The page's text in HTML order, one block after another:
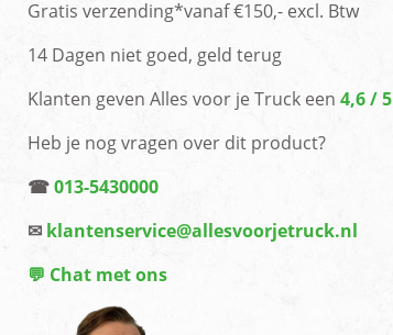
Gratis verzending*vanaf €150,- excl. Btw
14 Dagen niet goed, geld terug
Klanten geven Alles voor je Truck een 4,6 / 5
Heb je nog vragen over dit product?
☎013-5430000
✉ klantenservice@allesvoorjetruck.nl
💬 Chat met ons